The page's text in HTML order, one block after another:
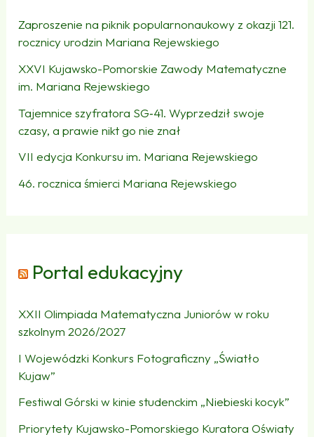
Zaproszenie na piknik popularnonaukowy z okazji 121.
rocznicy urodzin Mariana Rejewskiego
XXVI Kujawsko-Pomorskie Zawody Matematyczne
im. Mariana Rejewskiego
Tajemnice szyfratora SG‑41. Wyprzedził swoje
czasy, a prawie nikt go nie znał
VII edycja Konkursu im. Mariana Rejewskiego
46. rocznica śmierci Mariana Rejewskiego
Portal edukacyjny
XXII Olimpiada Matematyczna Juniorów w roku
szkolnym 2026/2027
I Wojewódzki Konkurs Fotograficzny „Światło
Kujaw”
Festiwal Górski w kinie studenckim „Niebieski kocyk”
Priorytety Kujawsko-Pomorskiego Kuratora Oświaty